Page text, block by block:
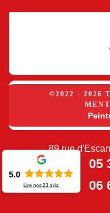
©2022 - 2026
89 rue
05
06
5.0
Lire nos23 avis